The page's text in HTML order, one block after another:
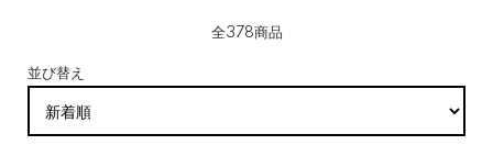
全378商品
並び替え